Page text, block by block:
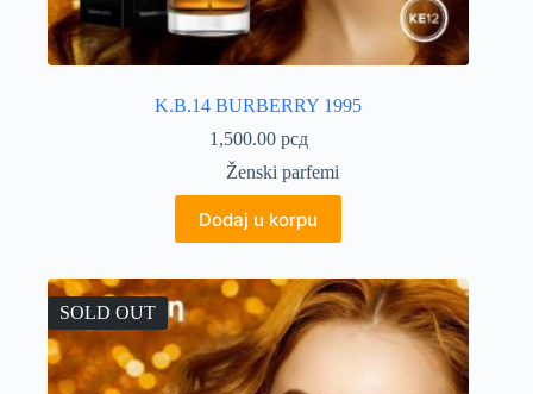
K.B.14 BURBERRY 1995
1,500.00 рсд
Ženski parfemi
Dodaj u korpu
SOLD OUT